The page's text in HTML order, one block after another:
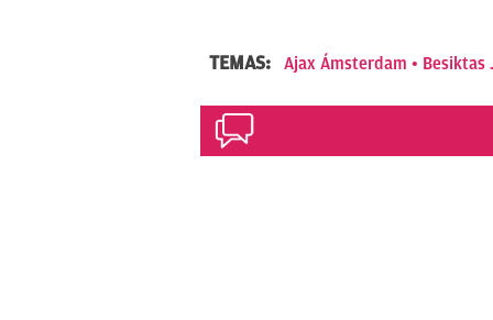
TEMAS: Ajax Ámsterdam Besiktas